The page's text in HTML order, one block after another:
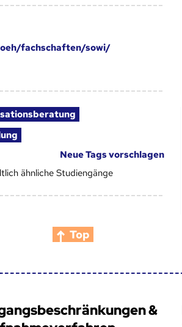
fachschaften/sowi/
Neue Tags vorschlagen
ähnliche Studiengänge
Top
&